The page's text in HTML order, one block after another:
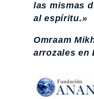
las mismas
al espíritu.»
Omraam
arrozales en